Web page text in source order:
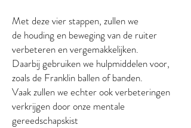
Met deze vier stappen, zullen we
de houding en beweging van de ruiter
verbeteren en vergemakkelijken.
Daarbij gebruiken we hulpmiddelen voor,
zoals de Franklin ballen of banden.
Vaak zullen we echter ook verbeteringen
verkrijgen door onze mentale
gereedschapskist